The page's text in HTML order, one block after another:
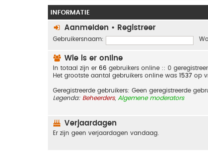
INFORMATIE
Aanmelden • Registreer
Gebruikersnaam:
Wie is er online
In totaal zijn er 66 gebruikers online :: 0
Het grootste aantal gebruikers online was 1537 op
Geregistreerde gebruikers: Geen geregistreerde
Legenda: Beheerders, Algemene moderators
Verjaardagen
Er zijn geen verjaardagen vandaag.